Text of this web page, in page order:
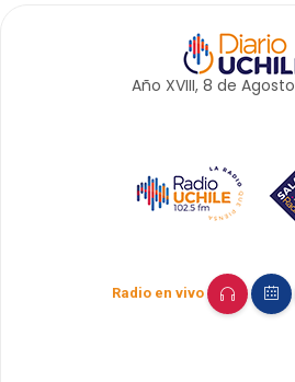
Año XVIII, 8 de Agosto
Radio en vivo